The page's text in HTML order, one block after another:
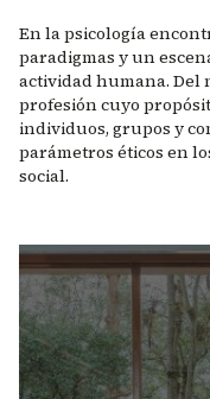
En la psicología
paradigmas y un
actividad humana. Del
profesión cuyo
individuos, grupos y
parámetros éticos en
social.